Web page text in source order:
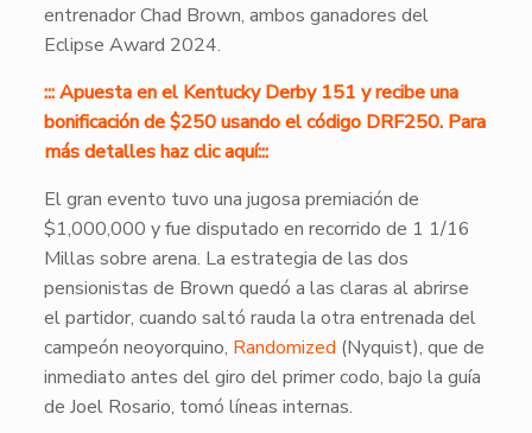
entrenador Chad Brown, ambos ganadores del
Eclipse Award 2024.
::: Apuesta en el Kentucky Derby 151 y recibe una
bonificación de $250 usando el código DRF250. Para
más detalles haz clic aquí:::
El gran evento tuvo una jugosa premiación de
$1,000,000 y fue disputado en recorrido de 1 1/16
Millas sobre arena. La estrategia de las dos
pensionistas de Brown quedó a las claras al abrirse
el partidor, cuando saltó rauda la otra entrenada del
campeón neoyorquino, Randomized (Nyquist), que de
inmediato antes del giro del primer codo, bajo la guía
de Joel Rosario, tomó líneas internas.